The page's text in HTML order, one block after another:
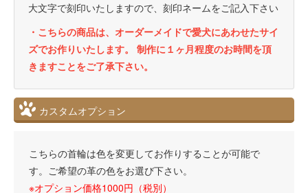
大文字で刻印いたしますので、刻印ネームをご記入下さい
・こちらの商品は、オーダーメイドで愛犬にあわせたサイ
ズでお作りいたします。 制作に１ヶ月程度のお時間を頂
きますことをご了承下さい。
カスタムオプション
こちらの首輪は色を変更してお作りすることが可能で
す。ご希望の革の色をお選び下さい。
※オプション価格1000円（税別）